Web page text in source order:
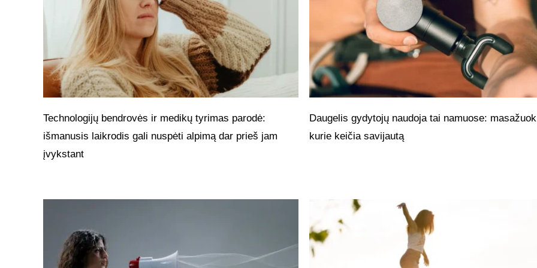
Technologijų bendrovės ir medikų tyrimas parodė:
išmanusis laikrodis gali nuspėti alpimą dar prieš jam
įvykstant
Daugelis gydytojų naudoja tai namuose:
kurie keičia savijautą